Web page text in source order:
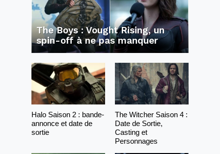
The Boys : Vought Rising, un
spin-off à ne pas manquer
Halo Saison 2 : bande-
annonce et date de
sortie
The Witcher Saison 4 :
Date de Sortie,
Casting et
Personnages